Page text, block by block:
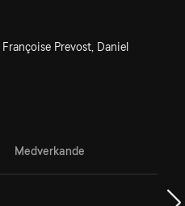
Prevost, Daniel
Medverkande